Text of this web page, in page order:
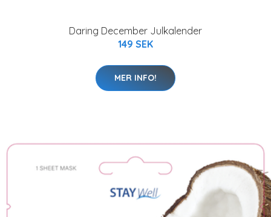
Daring December Julkalender
149 SEK
MER INFO!